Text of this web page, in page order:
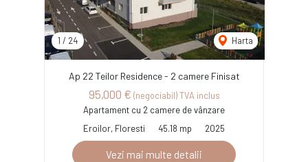
1 / 24 Harta
Ap 22 Teilor Residence - 2 camere Finisat
95,000 € (negociabil) TVA inclus
Apartament cu 2 camere de vânzare
Eroilor, Floresti
45.18 mp 2025
Vezi mai multe detalii